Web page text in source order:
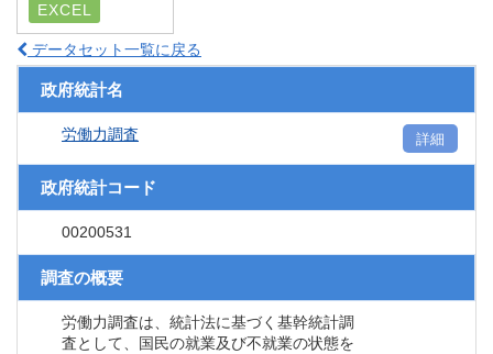
EXCEL
データセット一覧に戻る
政府統計名
労働力調査 詳細
政府統計コード
00200531
調査の概要
労働力調査は、統計法に基づく基幹統計調
査として、国民の就業及び不就業の状態を